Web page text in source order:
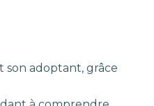
son adoptant, grâce